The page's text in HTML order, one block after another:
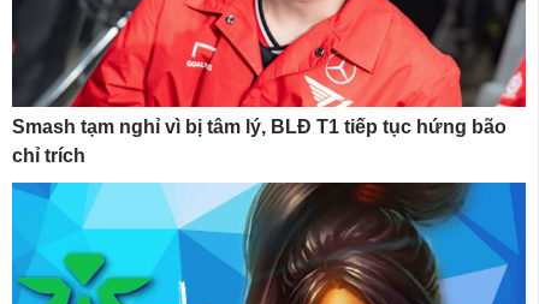
Smash tạm nghỉ vì bị tâm lý, BLĐ T1 tiếp tục hứng bão
chỉ trích